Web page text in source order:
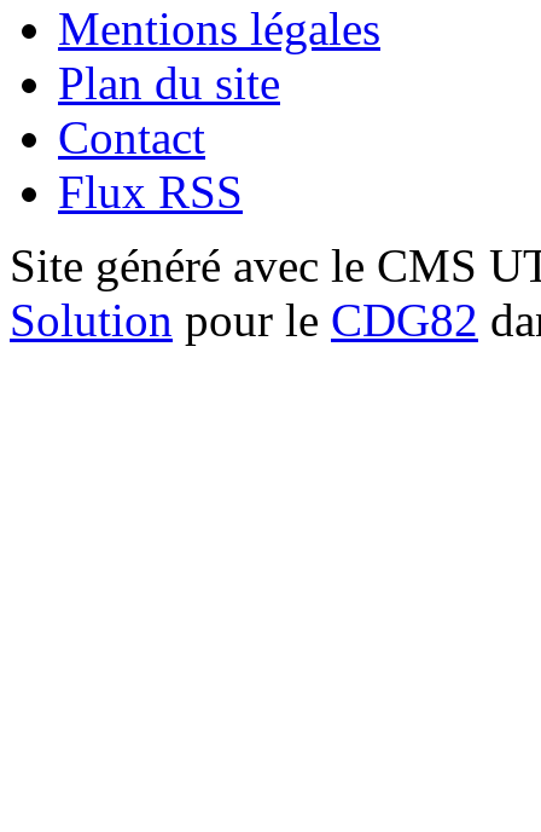
Mentions légales
Plan du site
Contact
Flux RSS
Site généré avec le CMS
Solution pour le CDG82